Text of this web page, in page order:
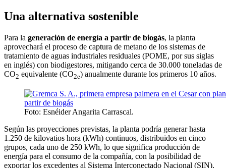
Una alternativa sostenible
Para la generación de energía a partir de biogás, la planta
aprovechará el proceso de captura de metano de los sistemas de
tratamiento de aguas industriales residuales (POME, por sus siglas
en inglés) con biodigestores, mitigando cerca de 30.000 toneladas de
CO2 equivalente (CO2e) anualmente durante los primeros 10 años.
Foto: Esnéider Angarita Carrascal.
Según las proyecciones previstas, la planta podría generar hasta
1.250 de kilovatios hora (kWh) continuos, distribuidos en cinco
grupos, cada uno de 250 kWh, lo que significa producción de
energía para el consumo de la compañía, con la posibilidad de
exportar los excedentes al Sistema Interconectado Nacional (SIN),